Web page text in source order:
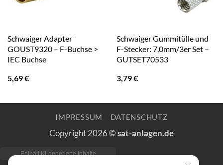
Schwaiger Adapter
GOUST9320 – F-Buchse >
IEC Buchse
5,69€
Schwaiger Gummitülle und
F-Stecker: 7,0mm/3er Set –
GUTSET70533
3,79€
IMPRESSUM DATENSCHUTZ
Copyright 2026 ©sat-anlagen.de